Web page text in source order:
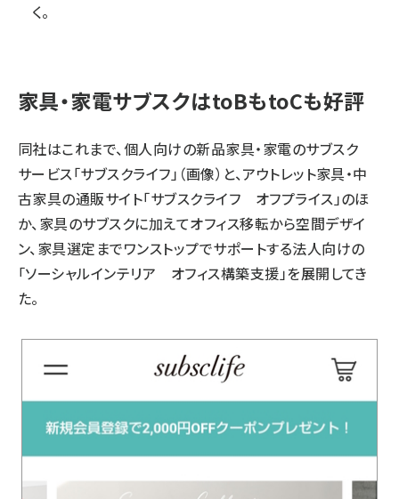
く。
家具・家電サブスクはtoBもtoCも好評
同社はこれまで、個人向けの新品家具・家電のサブスク
サービス「サブスクライフ」（画像）と、アウトレット家具・中
古家具の通販サイト「サブスクライフ オフプライス」のほ
か、家具のサブスクに加えてオフィス移転から空間デザイ
ン、家具選定までワンストップでサポートする法人向けの
「ソーシャルインテリア オフィス構築支援」を展開してき
た。